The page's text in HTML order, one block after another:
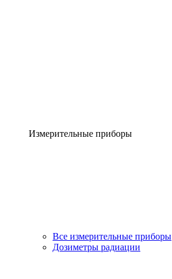
Измерительные приборы
Все измерительные приборы
Дозиметры радиации